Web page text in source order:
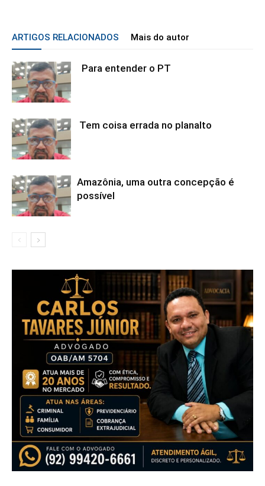
ARTIGOS RELACIONADOS Mais do autor
Para entender o PT
Tem coisa errada no planalto
Amazônia, uma outra concepção é
possível